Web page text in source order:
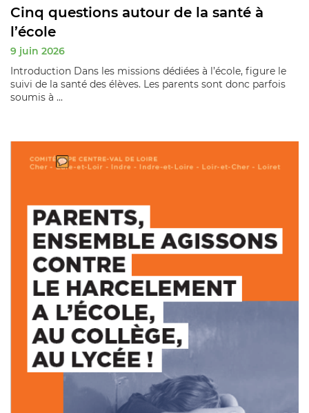
Cinq questions autour de la santé à
l’école
9 juin 2026
Introduction Dans les missions dédiées à l’école, figure le
suivi de la santé des élèves. Les parents sont donc parfois
soumis à ...